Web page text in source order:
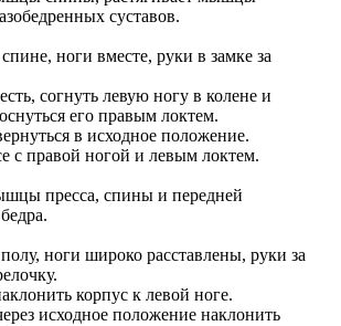
суставов.
ноги вместе, руки в замке за
согнуть левую ногу в колене и
его правым локтем.
в исходное положение.
с правой ногой и левым локтем.
пресса, спины и передней
ноги широко расставлены, руки за
корпус к левой ноге.
исходное положение наклонить